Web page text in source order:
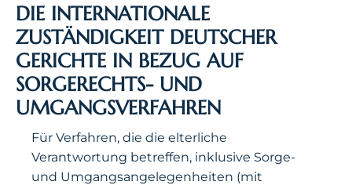
DIE INTERNATIONALE
ZUSTÄNDIGKEIT DEUTSCHER
GERICHTE IN BEZUG AUF
SORGERECHTS- UND
UMGANGSVERFAHREN
Für Verfahren, die die elterliche
Verantwortung betreffen, inklusive Sorge-
und Umgangsangelegenheiten (mit